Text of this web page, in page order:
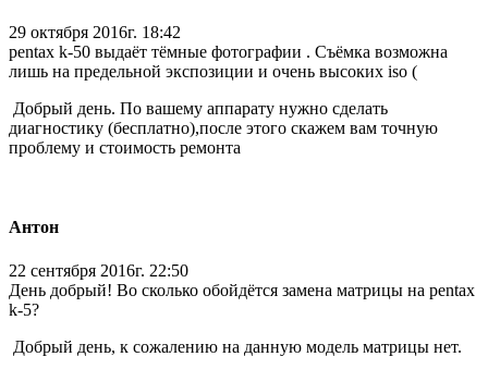
29 октября 2016г. 18:42
pentax k-50 выдаёт тёмные фотографии . Съёмка возможна
лишь на предельной экспозиции и очень высоких iso (
Добрый день. По вашему аппарату нужно сделать
диагностику (бесплатно),после этого скажем вам точную
проблему и стоимость ремонта
Антон
22 сентября 2016г. 22:50
День добрый! Во сколько обойдётся замена матрицы на pentax
k-5?
Добрый день, к сожалению на данную модель матрицы нет.